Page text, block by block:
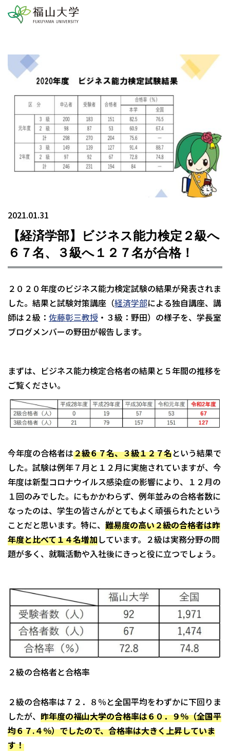
2021.01.31
【経済学部】ビジネス能力検定２級へ
６７名、３級へ１２７名が合格！
２０２０年度のビジネス能力検定試験の結果が発表されま
した。結果と試験対策講座（経済学部による独自講座、講
師は２級： 佐藤彰三教授 ・３級：野田）の様子を、学長室
ブログメンバーの野田が報告します。
まずは、ビジネス能力検定合格者の結果と５年間の推移を
ご覧ください。
今年度の合格者は２級６７名、３級１２７名という結果で
した。試験は例年７月と１２月に実施されていますが、今
年度は新型コロナウイルス感染症の影響により、１２月の
１回のみでした。にもかかわらず、例年並みの合格者数に
なったのは、学生の皆さんがとてもよく頑張られたという
ことだと思います。特に、 難易度の高い２級の合格者は昨
年度と比べて１４名増加しています。２級は実務分野の問
題が多く、就職活動や入社後にきっと役に立つでしょう。
２級の合格者と合格率
２級の合格率は７２．８％と全国平均をわずかに下回りま
したが、 昨年度の福山大学の合格率は６０．９％（全国平
均６７.４％）でしたので、合格率は大きく上昇していま
す！